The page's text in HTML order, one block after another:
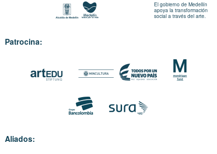
El gobierno de Medellín
apoya la transformación
social a través del arte.
Patrocina:
Aliados: